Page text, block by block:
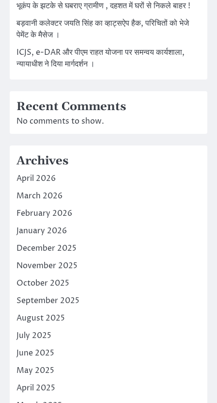
भूकंप के झटके से घबराए ग्रामीण , दहशत में घरों से निकले बाहर !
बड़वानी कलेक्टर जयति सिंह का व्हाट्सऐप हैक, परिचितों को भेजे
पेमेंट के मैसेज ।
ICJS, e-DAR और पीएम राहत योजना पर समन्वय कार्यशाला,
न्यायाधीश ने दिया मार्गदर्शन ।
Recent Comments
No comments to show.
Archives
April 2026
March 2026
February 2026
January 2026
December 2025
November 2025
October 2025
September 2025
August 2025
July 2025
June 2025
May 2025
April 2025